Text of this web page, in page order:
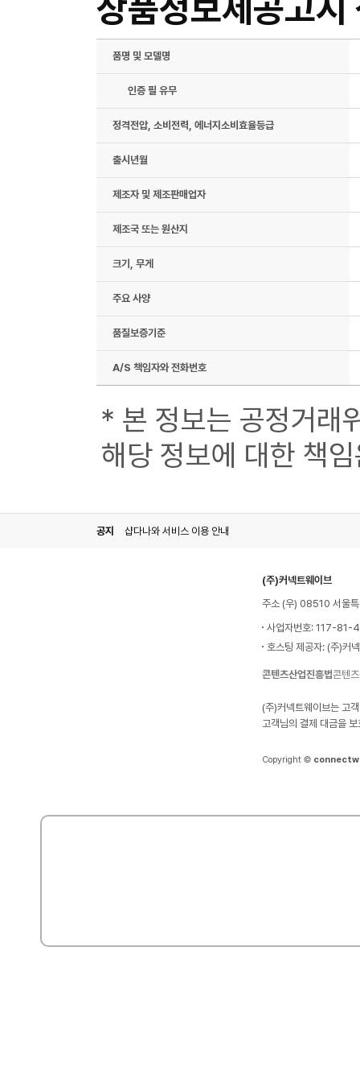
상품정보제공고시
품명 및 모델명
인증 필 유무
정격전압, 소비전력, 에너지소비효율등급
출시년월
제조자 및 제조판매업자
제조국 또는 원산지
크기, 무게
주요 사양
품질보증기준
A/S 책임자와 전화번호
* 본 정보는 공정거래
해당 정보에 대한 책
공지 샵다나와 서비스 이용 안내
(주)커넥트웨이브
주소 (우) 08510 서울
사업자번호: 117-81-
호스팅 제공자: (주)커
콘텐츠산업진흥법콘텐
(주)커넥트웨이브는 고
고객님의 결제 대금을
Copyright ©